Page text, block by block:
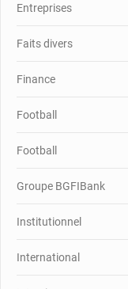
Entreprises
Faits divers
Finance
Football
Football
Groupe BGFIBank
Institutionnel
International